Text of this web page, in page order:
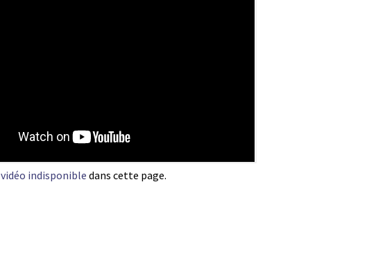
vidéo indisponible dans cette page.